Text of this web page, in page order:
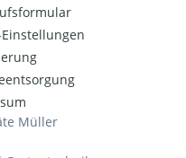
Einstellungen
Müller